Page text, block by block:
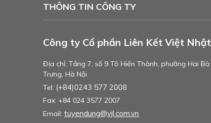
THÔNG TIN CÔNG TY
Công ty Cổ phần Liên Kết Việt Nhật
Địa chỉ: Tầng 7, số 9 Tô Hiến Thành, phường Hai Bà
Trưng, Hà Nội
Tel: (+84)0243 577 2008
Fax: +84 024 3577 2007
Email: tuyendung@vjl.com.vn